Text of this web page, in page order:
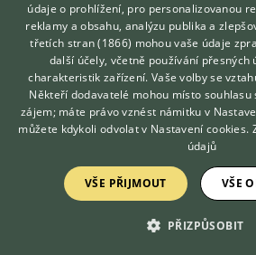
PŘIDEJTE REAKCI
Přezdívka
Hledáte
Zdarma
údaje o prohlížení, pro personalizovanou
reklamy a obsahu, analýzu publika a
třetích stran (1866) mohou vaše údaje
další účely, včetně používání přesných
charakteristik zařízení. Vaše volby se
Někteří dodavatelé mohou místo souhlasu
zájem; máte právo vznést námitku v
můžete kdykoli odvolat v Nastavení cookies.
údajů
VŠE PŘIJMOUT VŠE
PŘIZPŮSOBIT